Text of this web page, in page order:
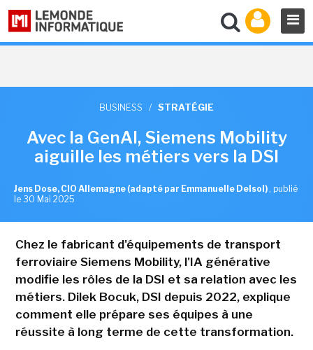
BUSINESS / STRATÉGIE
Avec la GenAI, Siemens Mobility
aiguille les métiers vers la DSI
Jens Dose, CIO Allemagne (adapté par Emmanuelle Delsol) , publié
le 30 Mai 2025
Chez le fabricant d'équipements de transport
ferroviaire Siemens Mobility, l'IA générative
modifie les rôles de la DSI et sa relation avec les
métiers. Dilek Bocuk, DSI depuis 2022, explique
comment elle prépare ses équipes à une
réussite à long terme de cette transformation.